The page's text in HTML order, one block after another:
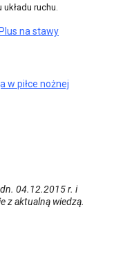
ruchu.
na stawy
w piłce nożnej
04.12.2015 r. i
z aktualną wiedzą.